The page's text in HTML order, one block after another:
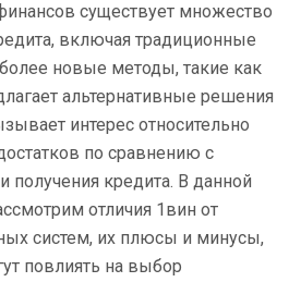
существует множество
включая традиционные
новые методы, такие как
альтернативные решения
интерес относительно
по сравнению с
кредита. В данной
отличия 1вин от
систем, их плюсы и минусы,
повлиять на выбор